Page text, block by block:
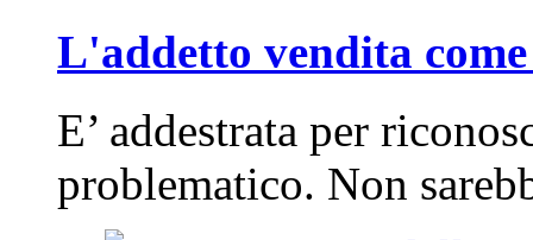
L'addetto vendita
E’ addestrata per
problematico. Non